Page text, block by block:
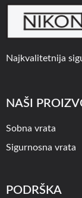
Najkvalitetnija
NAŠI
Sobna vrata
Sigurnosna vrata
PODRŠKA